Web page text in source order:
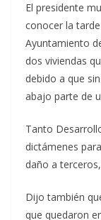
El presidente
conocer la
Ayuntamiento
dos viviendas
debido a que
abajo parte de
Tanto
dictámenes
daño a
Dijo también
que quedaron